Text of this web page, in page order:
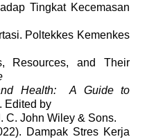
Kecemasan
Poltekkes Kemenkes
Resources, and Their
Health: A Guide to
. Edited by
C. John Wiley & Sons.
Dampak Stres Kerja